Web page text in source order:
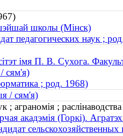
школы (Мінск)
педагогических наук ;
імя П. В. Сухога.
сям'я)
; род. 1968)
/ сям'я)
; аграномія ;
акадэмія (Горкі).